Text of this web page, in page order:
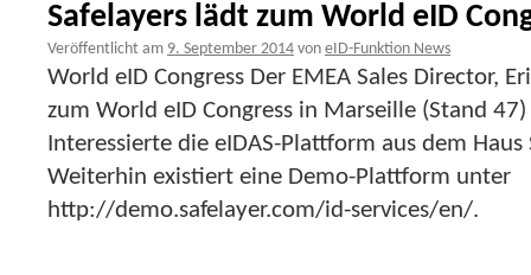
Safelayers lädt zum World eID
Veröffentlicht am 9. September 2014 von eID-Funktion News
World eID Congress Der EMEA Sales Director,
zum World eID Congress in Marseille (Stand
Interessierte die eIDAS-Plattform aus dem
Weiterhin existiert eine Demo-Plattform unter
http://demo.safelayer.com/id-services/en/.